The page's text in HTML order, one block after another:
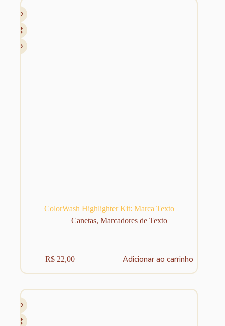
ColorWash Highlighter Kit: Marca Texto
Canetas, Marcadores de Texto
R$ 22,00 Adicionar ao carrinho